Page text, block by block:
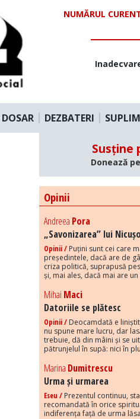
NUMĂRUL
DOSAR DEZBATERI
Susține
Donează
Opinii
Andreea Pora
„Savonizarea” lui
Opinii / Puțini sunt cei care
președintele, dacă are de
criza politică, suprapusă
și, mai ales, dacă mai are
Mihai Maci
Datoriile se plătesc
Opinii / Deocamdată e
nu spune mare lucru, dar
trebuie, dă din mâini și se
pătrunjelul în supă: nici în
Marina Dumitrescu
Urma și urmarea
Eseu / Prezentul continuu,
recomandată în orice
indiferența față de urma